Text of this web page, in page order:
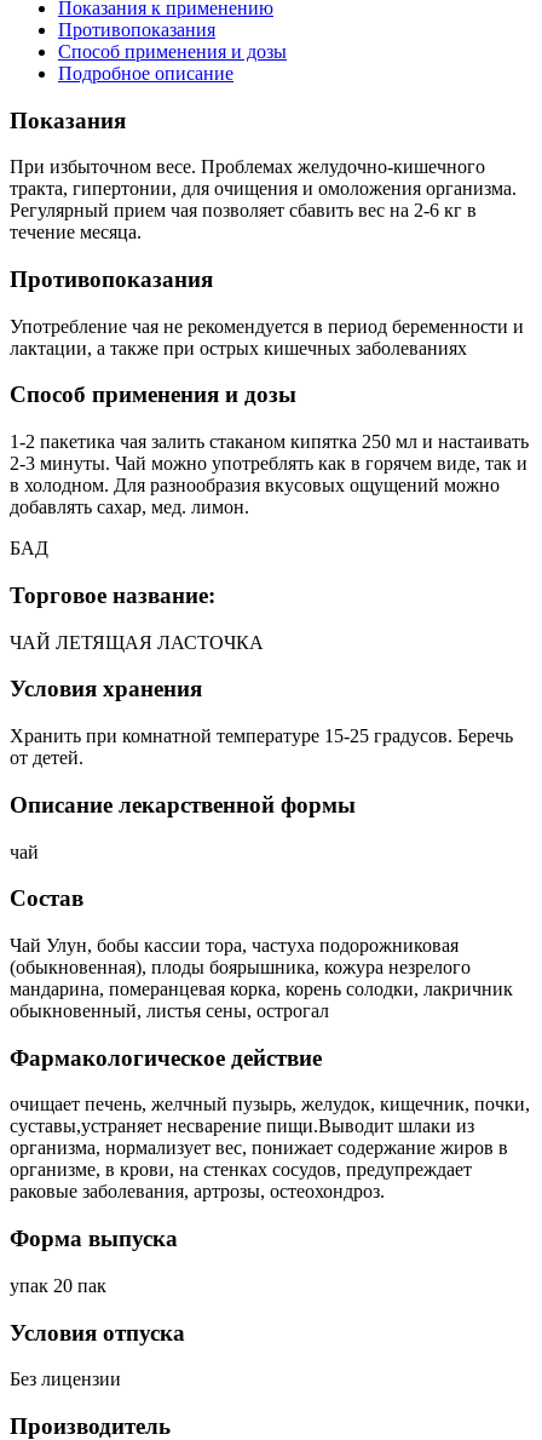
Показания к применению
Противопоказания
Способ применения и дозы
Подробное описание
Показания
При избыточном весе. Проблемах желудочно-кишечного
тракта, гипертонии, для очищения и омоложения организма.
Регулярный прием чая позволяет сбавить вес на 2-6 кг в
течение месяца.
Противопоказания
Употребление чая не рекомендуется в период беременности и
лактации, а также при острых кишечных заболеваниях
Способ применения и дозы
1-2 пакетика чая залить стаканом кипятка 250 мл и настаивать
2-3 минуты. Чай можно употреблять как в горячем виде, так и
в холодном. Для разнообразия вкусовых ощущений можно
добавлять сахар, мед. лимон.
БАД
Торговое название:
ЧАЙ ЛЕТЯЩАЯ ЛАСТОЧКА
Условия хранения
Хранить при комнатной температуре 15-25 градусов. Беречь
от детей.
Описание лекарственной формы
чай
Состав
Чай Улун, бобы кассии тора, частуха подорожниковая
(обыкновенная), плоды боярышника, кожура незрелого
мандарина, померанцевая корка, корень солодки, лакричник
обыкновенный, листья сены, острогал
Фармакологическое действие
очищает печень, желчный пузырь, желудок, кищечник, почки,
суставы,устраняет несварение пищи.Выводит шлаки из
организма, нормализует вес, понижает содержание жиров в
организме, в крови, на стенках сосудов, предупреждает
раковые заболевания, артрозы, остеохондроз.
Форма выпуска
упак 20 пак
Условия отпуска
Без лицензии
Производитель